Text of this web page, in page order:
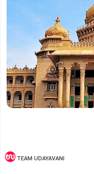
TEAM UDAYAVANI